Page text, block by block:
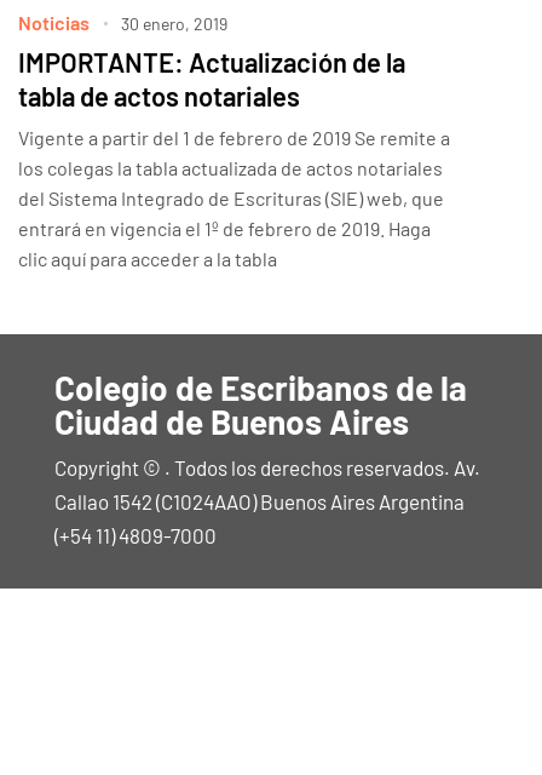
Noticias 30 enero, 2019
IMPORTANTE: Actualización de la
tabla de actos notariales
Vigente a partir del 1 de febrero de 2019 Se remite a
los colegas la tabla actualizada de actos notariales
del Sistema Integrado de Escrituras (SIE) web, que
entrará en vigencia el 1º de febrero de 2019. Haga
clic aquí para acceder a la tabla
Colegio de Escribanos de la
Ciudad de Buenos Aires
Copyright © . Todos los derechos reservados. Av.
Callao 1542 (C1024AAO) Buenos Aires Argentina
(+54 11) 4809-7000